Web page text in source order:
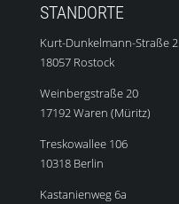
STANDORTE
Kurt-Dunkelmann-Straße 2
18057 Rostock
Weinbergstraße 20
17192 Waren (Müritz)
Treskowallee 106
10318 Berlin
Kastanienweg 6a